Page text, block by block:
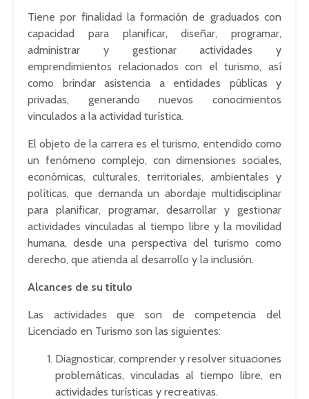
Tiene por finalidad la formación de graduados con
capacidad para planificar, diseñar, programar,
administrar y gestionar actividades y
emprendimientos relacionados con el turismo, así
como brindar asistencia a entidades públicas y
privadas, generando nuevos conocimientos
vinculados a la actividad turística.
El objeto de la carrera es el turismo, entendido como
un fenómeno complejo, con dimensiones sociales,
económicas, culturales, territoriales, ambientales y
políticas, que demanda un abordaje multidisciplinar
para planificar, programar, desarrollar y gestionar
actividades vinculadas al tiempo libre y la movilidad
humana, desde una perspectiva del turismo como
derecho, que atienda al desarrollo y la inclusión.
Alcances de su título
Las actividades que son de competencia del
Licenciado en Turismo son las siguientes:
Diagnosticar, comprender y resolver situaciones
problemáticas, vinculadas al tiempo libre, en
actividades turísticas y recreativas.